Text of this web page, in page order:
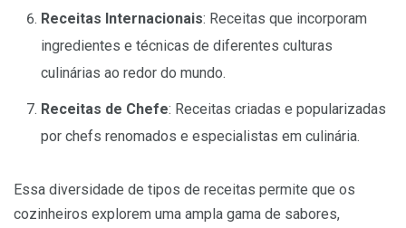
Receitas Internacionais: Receitas que incorporam
ingredientes e técnicas de diferentes culturas
culinárias ao redor do mundo.
Receitas de Chefe: Receitas criadas e popularizadas
por chefs renomados e especialistas em culinária.
Essa diversidade de tipos de receitas permite que os
cozinheiros explorem uma ampla gama de sabores,